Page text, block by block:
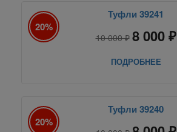
20%
Туфли 39241
10 000 ₽ 8 000 ₽
ПОДРОБНЕЕ
20%
Туфли 39240